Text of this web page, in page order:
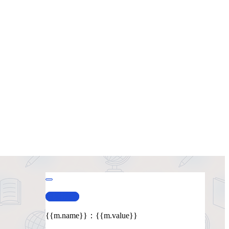
查看演示
{{m.name}} ： {{m.value}}